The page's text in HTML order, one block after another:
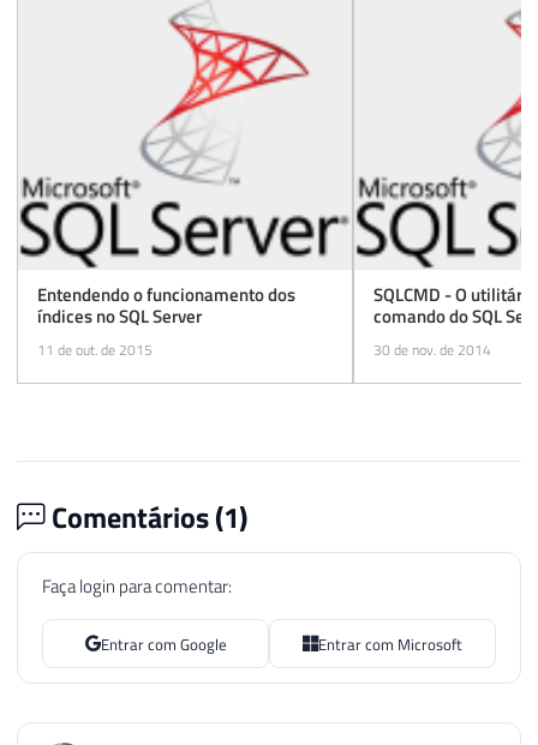
Entendendo o funcionamento dos
índices no SQL Server
11 de out. de 2015
SQLCMD - O
comando do SQL
30 de nov. de 2014
Comentários (1)
Faça login para comentar:
Entrar com Google Entrar com Microsoft